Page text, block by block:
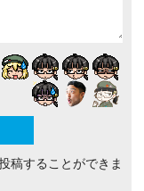
稿することができま